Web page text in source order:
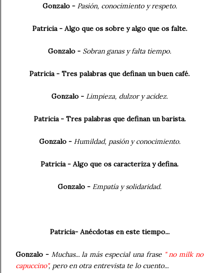
Gonzalo - Pasión, conocimiento y respeto.
Patricia - Algo que os sobre y algo que os falte.
Gonzalo - Sobran ganas y falta tiempo.
Patricia - Tres palabras que definan un buen café.
Gonzalo - Limpieza, dulzor y acidez.
Patricia - Tres palabras que definan un barista.
Gonzalo - Humildad, pasión y conocimiento.
Patricia - Algo que os caracteriza y defina.
Gonzalo - Empatía y solidaridad.
Patricia- Anécdotas en este tiempo...
Gonzalo - Muchas... la más especial una frase " no milk no
capuccino", pero en otra entrevista te lo cuento...